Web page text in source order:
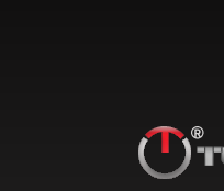
Emgrand
Faw